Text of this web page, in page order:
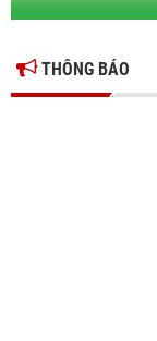
THÔNG BÁO